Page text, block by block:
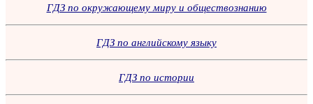
ГДЗ по окружающему миру и обществознанию
ГДЗ по английскому языку
ГДЗ по истории